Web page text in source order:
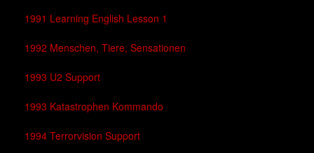
1991 Learning English Lesson 1
1992 Menschen, Tiere, Sensationen
1993 U2 Support
1993 Katastrophen Kommando
1994 Terrorvision Support